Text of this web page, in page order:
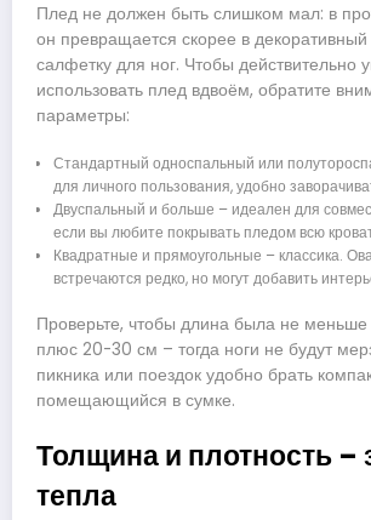
Плед не должен быть слишком мал: в
он превращается скорее в
салфетку для ног. Чтобы действительно
использовать плед вдвоём, обратите
параметры:
Стандартный односпальный или
для личного пользования, удобно
Двуспальный и больше – идеален для
если вы любите покрывать пледом всю
Квадратные и прямоугольные – классика.
встречаются редко, но могут добавить
Проверьте, чтобы длина была не меньше
плюс 20-30 см – тогда ноги не будут
пикника или поездок удобно брать
помещающийся в сумке.
Толщина и плотность –
тепла